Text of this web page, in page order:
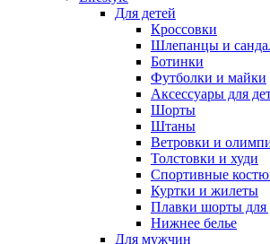
Для детей
Кроссовки
Шлепанцы и
Ботинки
Футболки и майки
Аксессуары для
Шорты
Штаны
Ветровки и
Толстовки и худи
Спортивные
Куртки и жилеты
Плавки шорты для
Нижнее белье
Для мужчин